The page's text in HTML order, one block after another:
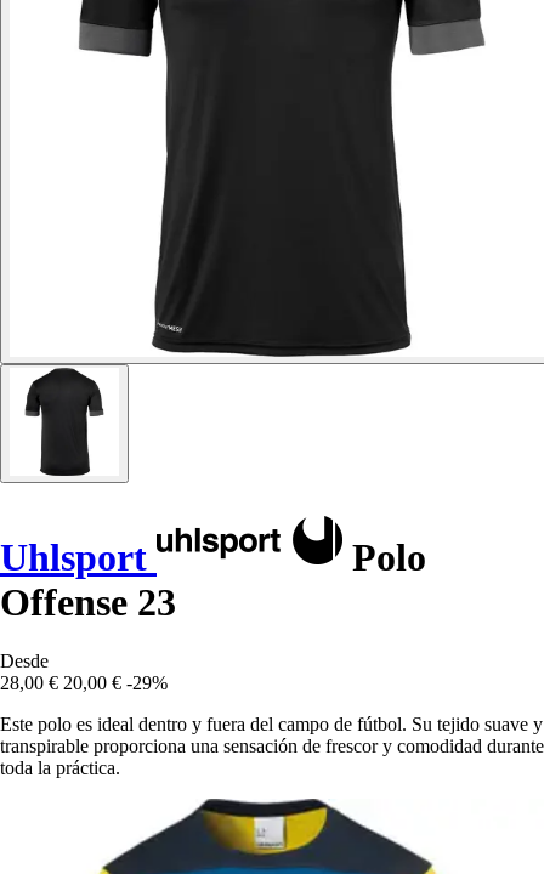
Uhlsport
Polo
Offense 23
Desde
28,00 € 20,00 € -29%
Este polo es ideal dentro y fuera del campo de fútbol. Su tejido suave y
transpirable proporciona una sensación de frescor y comodidad durante
toda la práctica.